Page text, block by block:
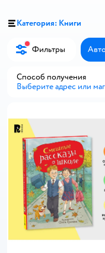
Категория: Книги
Фильтры
Способ получения
Выберите адрес или